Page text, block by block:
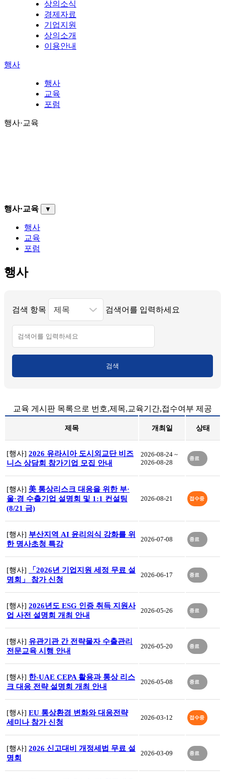
상의소식
경제자료
기업지원
상의소개
이용안내
행사
행사
교육
포럼
행사·교육
행사·교육 ▼
행사
교육
포럼
행사
검색 항목 검색어를 입력하세요
검색
교육 게시판 목록으로 번호,제목,교육기간,접수여부 제공
제목 개최일 상태
[행사] 2026 유라시아 도시외교단 비즈
니스 상담회 참가기업 모집 안내
2026-08-24 ~
2026-08-28
종료
[행사] 美 통상리스크 대응을 위한 부·
울·경 수출기업 설명회 및 1:1 컨설팅
(8/21 금)
2026-08-21 접수중
[행사] 부산지역 AI 윤리의식 강화를 위
한 명사초청 특강
2026-07-08 종료
[행사]
「2026년 기업지원 세정 무료 설
명회」 참가 신청
2026-06-17 종료
[행사] 2026년도 ESG 인증 취득 지원사
업 사전 설명회 개최 안내
2026-05-26 종료
[행사] 유관기관 간 전략물자 수출관리
전문교육 시행 안내
2026-05-20 종료
[행사] 한-UAE CEPA 활용과 통상 리스
크 대응 전략 설명회 개최 안내
2026-05-08 종료
[행사] EU 통상환경 변화와 대응전략
세미나 참가 신청
2026-03-12 접수중
[행사] 2026 신고대비 개정세법 무료 설
명회
2026-03-09 종료